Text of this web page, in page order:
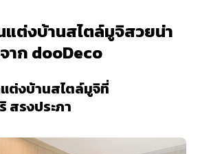
แต่งบ้านสไตล์มูจิสวยน่า
าก dooDeco
ต่งบ้านสไตล์มูจิที่
สรงประภา